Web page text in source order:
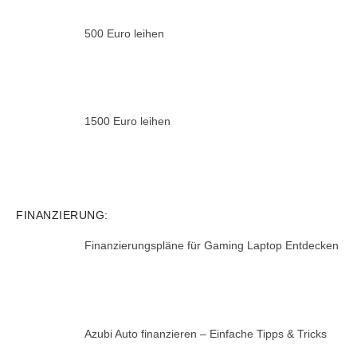
500 Euro leihen
1500 Euro leihen
FINANZIERUNG:
Finanzierungspläne für Gaming Laptop Entdecken
Azubi Auto finanzieren – Einfache Tipps & Tricks